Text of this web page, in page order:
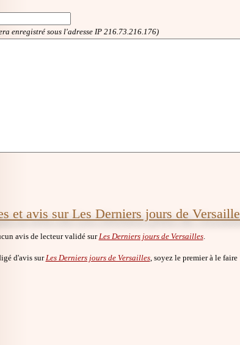
enregistré sous l'adresse IP 216.73.216.176)
et avis sur Les Derniers jours de
avis de lecteur validé surLes Derniers jours de Versailles.
d'avis surLes Derniers jours de Versailles, soyez le premier à le faire